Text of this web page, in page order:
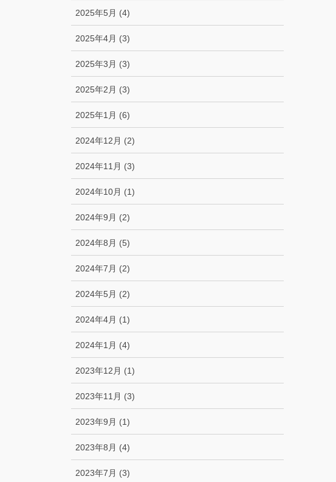
2025年5月 (4)
2025年4月 (3)
2025年3月 (3)
2025年2月 (3)
2025年1月 (6)
2024年12月 (2)
2024年11月 (3)
2024年10月 (1)
2024年9月 (2)
2024年8月 (5)
2024年7月 (2)
2024年5月 (2)
2024年4月 (1)
2024年1月 (4)
2023年12月 (1)
2023年11月 (3)
2023年9月 (1)
2023年8月 (4)
2023年7月 (3)